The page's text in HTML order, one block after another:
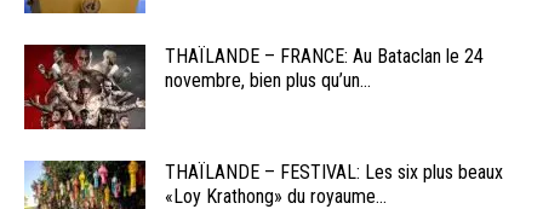
THAÏLANDE – FRANCE: Au Bataclan le 24
novembre, bien plus qu’un...
THAÏLANDE – FESTIVAL: Les six plus beaux
«Loy Krathong» du royaume...